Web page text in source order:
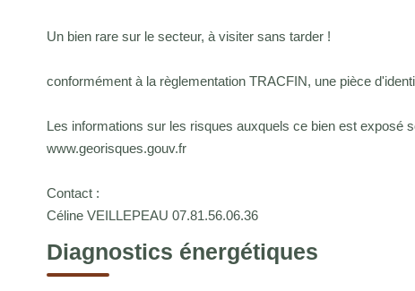
Un bien rare sur le secteur, à visiter sans tarder !
conformément à la règlementation TRACFIN, une pièce
Les informations sur les risques auxquels ce bien est exposé
www.georisques.gouv.fr
Contact :
Céline VEILLEPEAU 07.81.56.06.36
Diagnostics énergétiques